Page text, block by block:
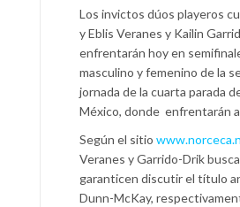
Los invictos dúos playeros
y Eblis Veranes y Kailin
enfrentarán hoy en
masculino y femenino de la
jornada de la cuarta parada
México, donde enfrentarán
Según el sitio
Veranes y Garrido-Drik
garanticen discutir el título
Dunn-McKay,